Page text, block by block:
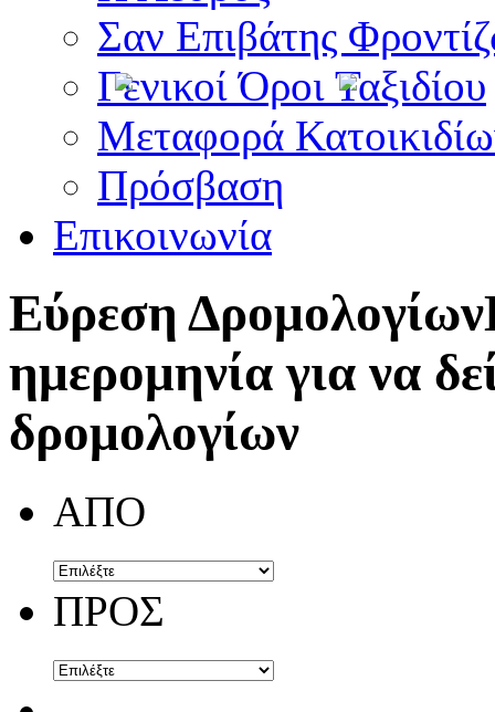
Σαν Επιβάτης
Γενικοί Όροι Ταξιδίου
Μεταφορά
Πρόσβαση
Επικοινωνία
Εύρεση Δρομολογίων
ημερομηνία για να
δρομολογίων
ΑΠΟ
ΠΡΟΣ